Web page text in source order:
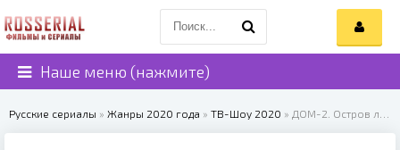
Наше меню (нажмите)
Русские сериалы » Жанры 2020 года » ТВ-Шоу 2020 » ДОМ-2. Остров любви (2020)